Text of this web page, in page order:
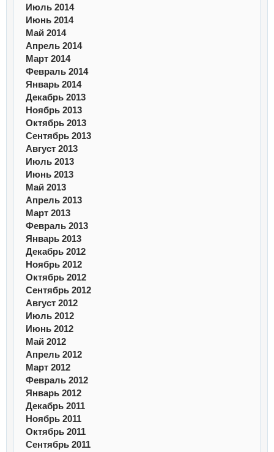
Июль 2014
Июнь 2014
Май 2014
Апрель 2014
Март 2014
Февраль 2014
Январь 2014
Декабрь 2013
Ноябрь 2013
Октябрь 2013
Сентябрь 2013
Август 2013
Июль 2013
Июнь 2013
Май 2013
Апрель 2013
Март 2013
Февраль 2013
Январь 2013
Декабрь 2012
Ноябрь 2012
Октябрь 2012
Сентябрь 2012
Август 2012
Июль 2012
Июнь 2012
Май 2012
Апрель 2012
Март 2012
Февраль 2012
Январь 2012
Декабрь 2011
Ноябрь 2011
Октябрь 2011
Сентябрь 2011